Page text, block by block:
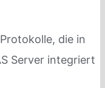
die in
Server integriert